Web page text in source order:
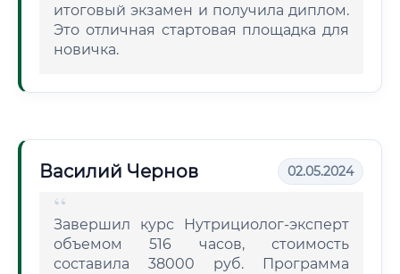
итоговый экзамен и получила диплом.
Это отличная стартовая площадка для
новичка.
Василий Чернов 02.05.2024
Завершил курс Нутрициолог-эксперт
объемом 516 часов, стоимость
составила 38000 руб. Программа